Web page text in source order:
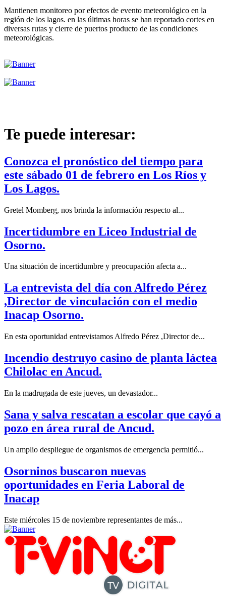
Mantienen monitoreo por efectos de evento meteorológico en la
región de los lagos. en las últimas horas se han reportado cortes en
diversas rutas y cierre de puertos producto de las condiciones
meteorológicas.
Te puede interesar:
Conozca el pronóstico del tiempo para
este sábado 01 de febrero en Los Ríos y
Los Lagos.
Gretel Momberg, nos brinda la información respecto al...
Incertidumbre en Liceo Industrial de
Osorno.
Una situación de incertidumbre y preocupación afecta a...
La entrevista del día con Alfredo Pérez
,Director de vinculación con el medio
Inacap Osorno.
En esta oportunidad entrevistamos Alfredo Pérez ,Director de...
Incendio destruyo casino de planta láctea
Chilolac en Ancud.
En la madrugada de este jueves, un devastador...
Sana y salva rescatan a escolar que cayó a
pozo en área rural de Ancud.
Un amplio despliegue de organismos de emergencia permitió...
Osorninos buscaron nuevas
oportunidades en Feria Laboral de
Inacap
Este miércoles 15 de noviembre representantes de más...